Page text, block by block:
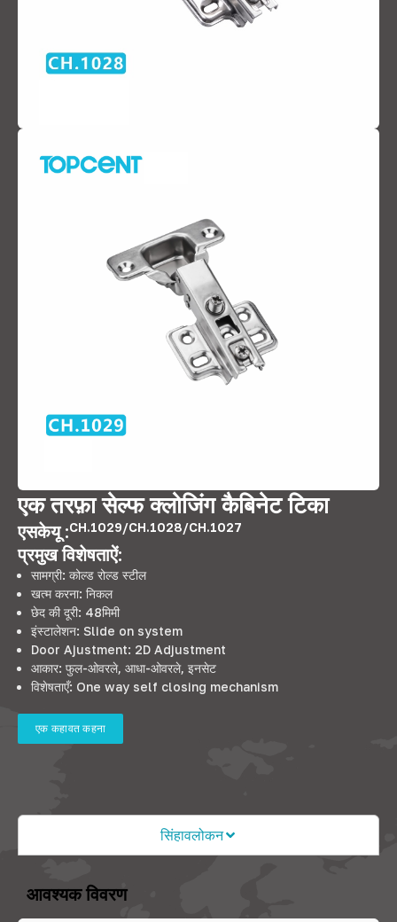
एक तरफ़ा सेल्फ क्लोजिंग कैबिनेट टिका
एसकेयू :CH.1029/CH.1028/CH.1027
प्रमुख विशेषताऐं:
सामग्री: कोल्ड रोल्ड स्टील
खत्म करना: निकल
छेद की दूरी: 48मिमी
इंस्टालेशन: Slide on system
Door Ajustment: 2D Adjustment
आकार: फुल-ओवरले, आधा-ओवरले, इनसेट
विशेषताएँ: One way self closing mechanism
एक कहावत कहना
सिंहावलोकन
आवश्यक विवरण